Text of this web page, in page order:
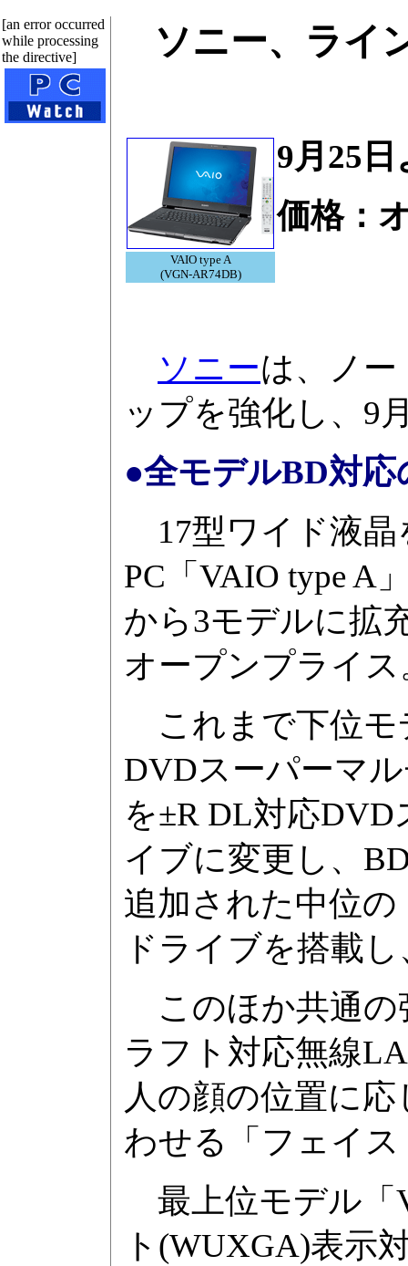
[an error occurred
while processing
the directive]
ソニー、ライ
VAIO type A
(VGN-AR74DB)
9月25
価格：
ソニーは、ノー
ップを強化し、9
●全モデルBD対応
17型ワイド液晶
PC「VAIO type A
から3モデルに拡
オープンプライス
これまで下位モ
DVDスーパーマ
を±R DL対応
イブに変更し、
追加された中位の
ドライブを搭載
このほか共通の
ラフト対応無線
人の顔の位置に
わせる「フェイ
最上位モデル「
ト(WUXGA)表示